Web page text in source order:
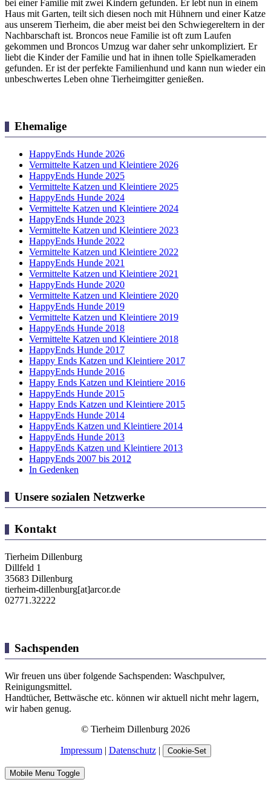
bei einer Familie mit zwei Kindern gefunden. Er lebt nun in einem
Haus mit Garten, teilt sich diesen noch mit Hühnern und einer Katze
aus unserem Tierheim, die aber meist bei den Schwiegereltern in der
Nachbarschaft ist. Broncos neue Familie ist oft zum Laufen
gekommen und Broncos Umzug war daher sehr unkompliziert. Er
liebt die Kinder der Familie und hat in ihnen tolle Spielkameraden
gefunden. Er ist der perfekte Familienhund und kann nun wieder ein
unbeschwertes Leben ohne Tierheimgitter genießen.
Ehemalige
HappyEnds Hunde 2026
Vermittelte Katzen und Kleintiere 2026
HappyEnds Hunde 2025
Vermittelte Katzen und Kleintiere 2025
HappyEnds Hunde 2024
Vermittelte Katzen und Kleintiere 2024
HappyEnds Hunde 2023
Vermittelte Katzen und Kleintiere 2023
HappyEnds Hunde 2022
Vermittelte Katzen und Kleintiere 2022
HappyEnds Hunde 2021
Vermittelte Katzen und Kleintiere 2021
HappyEnds Hunde 2020
Vermittelte Katzen und Kleintiere 2020
HappyEnds Hunde 2019
Vermittelte Katzen und Kleintiere 2019
HappyEnds Hunde 2018
Vermittelte Katzen und Kleintiere 2018
HappyEnds Hunde 2017
Happy Ends Katzen und Kleintiere 2017
HappyEnds Hunde 2016
Happy Ends Katzen und Kleintiere 2016
HappyEnds Hunde 2015
Happy Ends Katzen und Kleintiere 2015
HappyEnds Hunde 2014
HappyEnds Katzen und Kleintiere 2014
HappyEnds Hunde 2013
HappyEnds Katzen und Kleintiere 2013
HappyEnds 2007 bis 2012
In Gedenken
Unsere sozialen Netzwerke
Kontakt
Tierheim Dillenburg
Dillfeld 1
35683 Dillenburg
tierheim-dillenburg[at]arcor.de
02771.32222
Sachspenden
Wir freuen uns über folgende Sachspenden: Waschpulver,
Reinigungsmittel.
Handtücher, Bettwäsche etc. können wir aktuell nicht mehr lagern,
wir haben genug.
© Tierheim Dillenburg 2026
Impressum| Datenschutz| Cookie-Set
Mobile Menu Toggle